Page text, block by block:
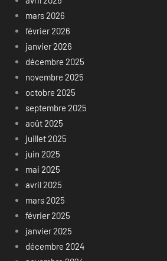
mars 2026
février 2026
janvier 2026
décembre 2025
novembre 2025
octobre 2025
septembre 2025
août 2025
juillet 2025
juin 2025
mai 2025
avril 2025
mars 2025
février 2025
janvier 2025
décembre 2024